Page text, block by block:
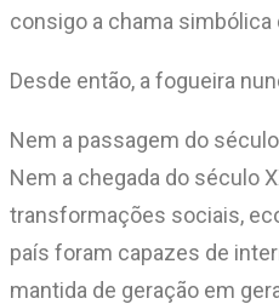
consigo a chama simbólica
Desde então, a fogueira
Nem a passagem do
Nem a chegada do século
transformações sociais,
país foram capazes de
mantida de geração em